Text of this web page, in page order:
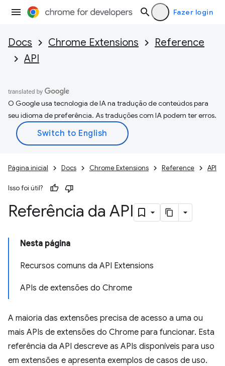
Fazer login
Docs Chrome Extensions
Reference
API
O Google usa tecnologia de IA na tradução de conteúdos para
seu idioma de preferência. As traduções com IA podem ter erros.
Página inicial Docs Chrome Extensions Reference API
Isso foi útil?
Referência da API
Nesta página
Recursos comuns da API Extensions
APIs de extensões do Chrome
A maioria das extensões precisa de acesso a uma ou
mais APIs de extensões do Chrome para funcionar. Esta
referência da API descreve as APIs disponíveis para uso
em extensões e apresenta exemplos de casos de uso.